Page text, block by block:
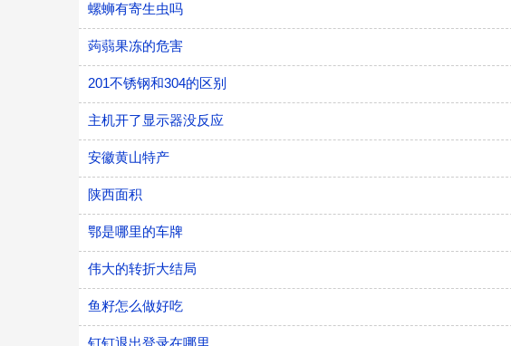
螺蛳有寄生虫吗
蒟蒻果冻的危害
201不锈钢和304的区别
主机开了显示器没反应
安徽黄山特产
陕西面积
鄂是哪里的车牌
伟大的转折大结局
鱼籽怎么做好吃
钉钉退出登录在哪里